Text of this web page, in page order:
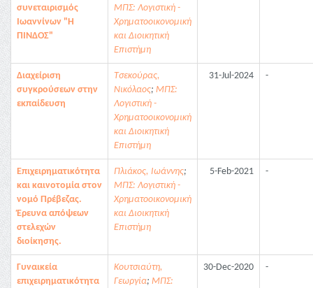
συνεταιρισμός
Ιωαννίνων "Η
ΠΊΝΔΟΣ"
ΜΠΣ: Λογιστική -
Χρηματοοικονομική
και Διοικητική
Επιστήμη
Διαχείριση
συγκρούσεων στην
εκπαίδευση
Τσεκούρας,
Νικόλαος; ΜΠΣ:
Λογιστική -
Χρηματοοικονομική
και Διοικητική
Επιστήμη
31-Jul-2024 -
Επιχειρηματικότητα
και καινοτομία στον
νομό Πρέβεζας.
Έρευνα απόψεων
στελεχών
διοίκησης.
Πλιάκος, Ιωάννης;
ΜΠΣ: Λογιστική -
Χρηματοοικονομική
και Διοικητική
Επιστήμη
5-Feb-2021 -
Γυναικεία
επιχειρηματικότητα
Κουτσιαύτη,
Γεωργία; ΜΠΣ:
30-Dec-2020 -